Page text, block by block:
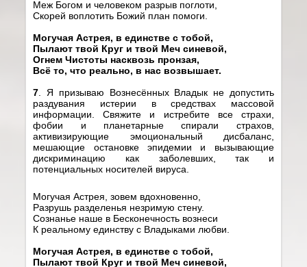
Меж Богом и человеком разрыв поглоти,
Скорей воплотить Божий план помоги.
Могучая Астрея, в единcтве с тобой,
Пылают твой Круг и твой Меч синевой,
Огнем Чистоты насквозь пронзая,
Всё то, что реально, в нас возвышает.
7
Я призываю Вознесённых Владык не допустить
раздувания истерии в средствах массовой
информации. Свяжите и истребите все страхи,
фобии и планетарные спирали страхов,
активизирующие эмоциональный дисбаланс,
мешающие остановке эпидемии и вызывающие
дискриминацию как заболевших, так и
потенциальных носителей вируса.
Могучая Астрея, зовем вдохновенно,
Разрушь разделенья незримую стену.
Сознанье наше в Бесконечность вознеси
К реальному единству с Владыками любви.
Могучая Астрея, в единcтве с тобой,
Пылают твой Круг и твой Меч синевой,